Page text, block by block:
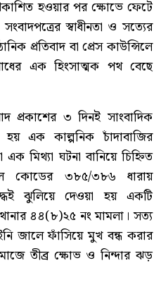
হওয়ার পর ক্ষোভে ফেটে
স্বাধীনতা ও সত্যের
প্রতিবাদ বা প্রেস কাউন্সিলে
এক হিংসাত্মক পথ বেছে
প্রকাশের ৩ দিনই সাংবাদিক
এক কাল্পনিক চাঁদাবাজির
মিথ্যা ঘটনা বানিয়ে চিহ্নিত
কোডের ৩৮৫/৩৮৬ ধারায়
ঝুলিয়ে দেওয়া হয় একটি
৪৪(৮)২৫ নং মামলা। সত্য
জালে ফাঁসিয়ে মুখ বন্ধ করার
তীব্র ক্ষোভ ও নিন্দার ঝড়